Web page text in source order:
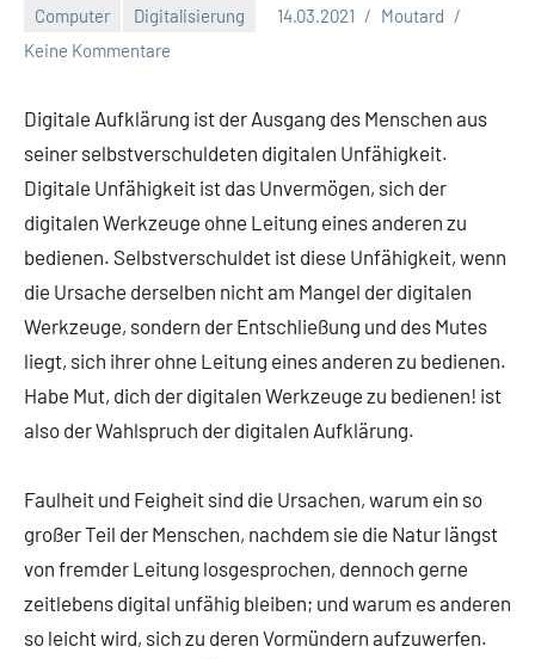
Computer Digitalisierung 14.03.2021
Moutard
Keine Kommentare
Digitale Aufklärung ist der Ausgang des Menschen aus
seiner selbstverschuldeten digitalen Unfä­higkeit.
Digitale Unfähigkeit ist das Unvermögen, sich der
digitalen Werkzeuge ohne Leitung eines anderen zu
bedienen. Selbstverschuldet ist diese Unfähigkeit, wenn
die Ursache derselben nicht am Mangel der digitalen
Werkzeuge, sondern der Entschließung und des Mutes
liegt, sich ihrer ohne Leitung eines anderen zu bedienen.
Habe Mut, dich der digitalen Werkzeuge zu bedienen! ist
also der Wahlspruch der digitalen Aufklärung.
Faulheit und Feigheit sind die Ursachen, warum ein so
großer Teil der Menschen, nachdem sie die Natur längst
von fremder Leitung losgesprochen, dennoch gerne
zeitlebens digital unfähig blei­ben; und warum es anderen
so leicht wird, sich zu deren Vormündern aufzuwerfen.